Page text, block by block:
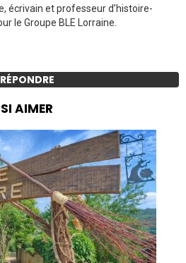
écrivain et professeur d’histoire-
le Groupe BLE Lorraine.
RÉPONDRE
AIMER